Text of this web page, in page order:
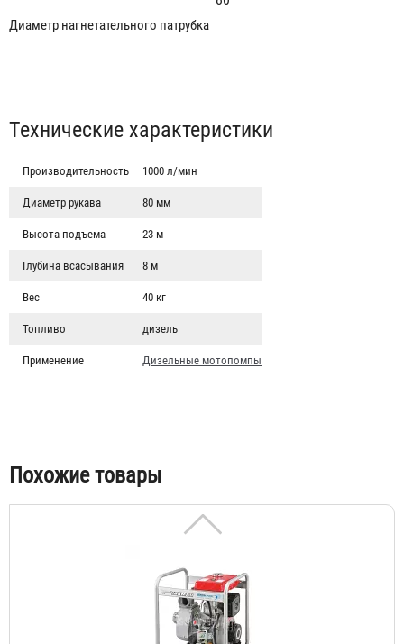
Диаметр нагнетательного патрубка
Табы
Технические характеристики
Производительность 1000 л/мин
Диаметр рукава 80 мм
Высота подъема 23 м
Глубина всасывания 8 м
Вес 40 кг
Топливо дизель
Применение Дизельные мотопомпы
Похожие товары
Yanmar YDP-40 STN